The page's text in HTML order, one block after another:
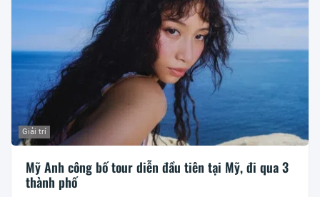
Giải trí
Mỹ Anh công bố tour diễn đầu tiên tại Mỹ, đi qua 3
thành phố